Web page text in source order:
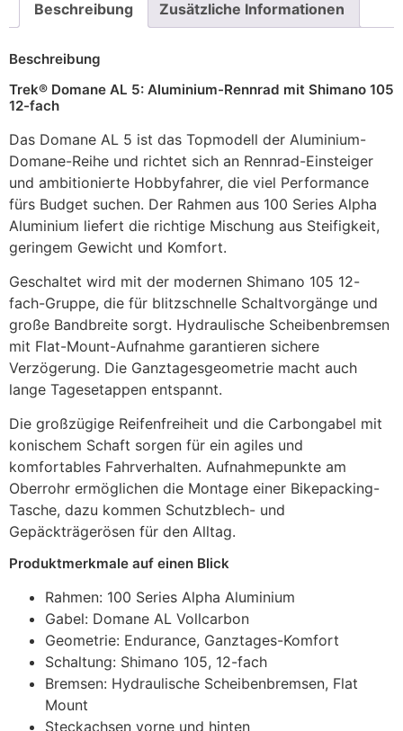
Beschreibung Zusätzliche Informationen
Beschreibung
Trek® Domane AL 5: Aluminium-Rennrad mit Shimano 105
12-fach
Das Domane AL 5 ist das Topmodell der Aluminium-
Domane-Reihe und richtet sich an Rennrad-Einsteiger
und ambitionierte Hobbyfahrer, die viel Performance
fürs Budget suchen. Der Rahmen aus 100 Series Alpha
Aluminium liefert die richtige Mischung aus Steifigkeit,
geringem Gewicht und Komfort.
Geschaltet wird mit der modernen Shimano 105 12-
fach-Gruppe, die für blitzschnelle Schaltvorgänge und
große Bandbreite sorgt. Hydraulische Scheibenbremsen
mit Flat-Mount-Aufnahme garantieren sichere
Verzögerung. Die Ganztagesgeometrie macht auch
lange Tagesetappen entspannt.
Die großzügige Reifenfreiheit und die Carbongabel mit
konischem Schaft sorgen für ein agiles und
komfortables Fahrverhalten. Aufnahmepunkte am
Oberrohr ermöglichen die Montage einer Bikepacking-
Tasche, dazu kommen Schutzblech- und
Gepäckträgerösen für den Alltag.
Produktmerkmale auf einen Blick
Rahmen: 100 Series Alpha Aluminium
Gabel: Domane AL Vollcarbon
Geometrie: Endurance, Ganztages-Komfort
Schaltung: Shimano 105, 12-fach
Bremsen: Hydraulische Scheibenbremsen, Flat
Mount
Steckachsen vorne und hinten